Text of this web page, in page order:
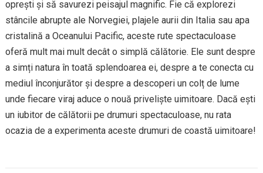
oprești și să savurezi peisajul magnific. Fie că explorezi
stâncile abrupte ale Norvegiei, plajele aurii din Italia sau apa
cristalină a Oceanului Pacific, aceste rute spectaculoase
oferă mult mai mult decât o simplă călătorie. Ele sunt despre
a simți natura în toată splendoarea ei, despre a te conecta cu
mediul înconjurător și despre a descoperi un colț de lume
unde fiecare viraj aduce o nouă priveliște uimitoare. Dacă ești
un iubitor de călătorii pe drumuri spectaculoase, nu rata
ocazia de a experimenta aceste drumuri de coastă uimitoare!